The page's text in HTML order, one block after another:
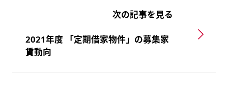
次の記事を見る
2021年度 「定期借家物件」の募集家
賃動向